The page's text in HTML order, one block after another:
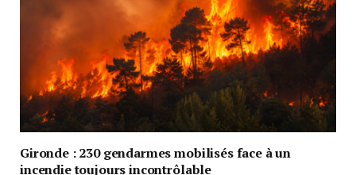
Gironde : 230 gendarmes mobilisés face à un
incendie toujours incontrôlable